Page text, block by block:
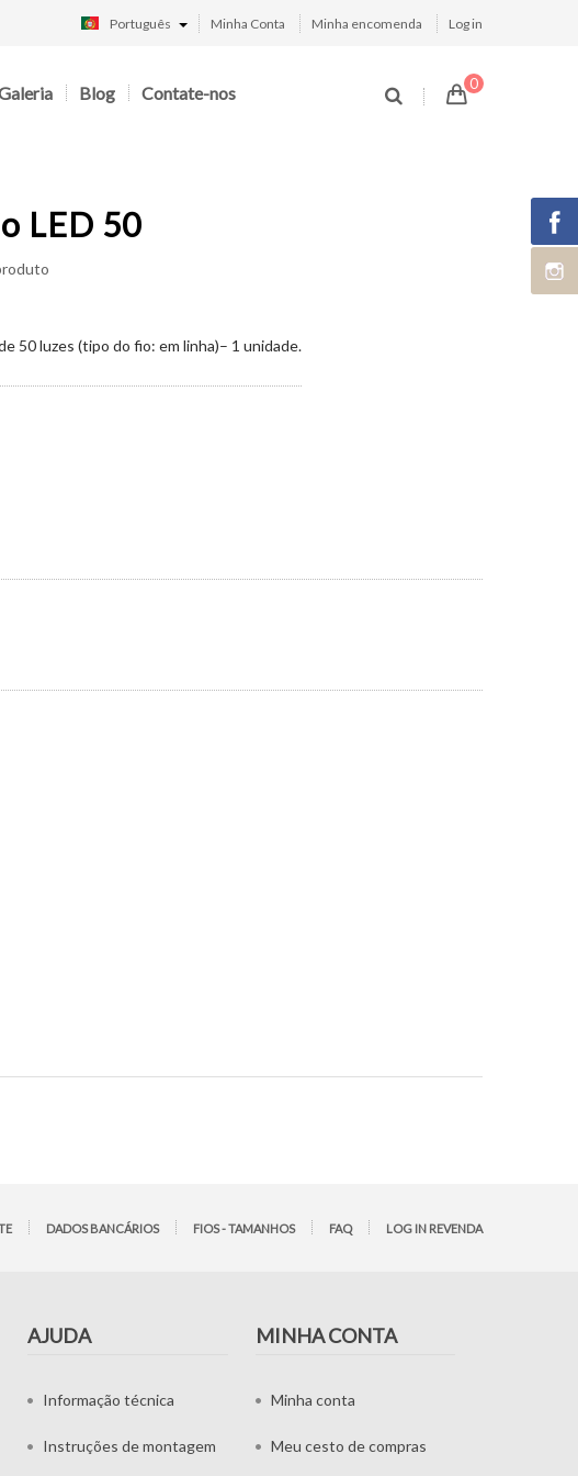
Minha Conta Minha encomenda Log in
Português
0
Blog Contate-nos
LED 50
50 luzes (tipo do fio: em linha)– 1 unidade.
DADOS BANCÁRIOS FIOS - TAMANHOS FAQ LOG IN REVENDA
AJUDA
Informação técnica
Instruções de montagem
MINHA CONTA
Minha conta
Meu cesto de compras